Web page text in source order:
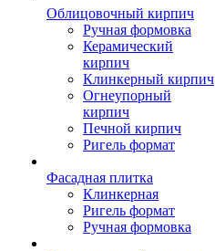
Облицовочный кирпич
Ручная формовка
Керамический
кирпич
Клинкерный кирпич
Огнеупорный
кирпич
Печной кирпич
Ригель формат
Фасадная плитка
Клинкерная
Ригель формат
Ручная формовка